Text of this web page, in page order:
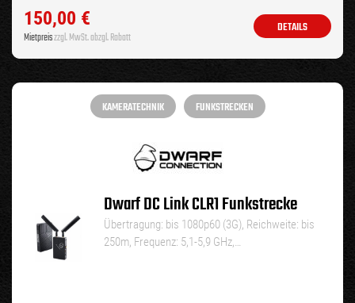
150,00 €
Mietpreiszzgl. MwSt. abzgl. Rabatt
DETAILS
KAMERATECHNIK FUNKSTRECKEN
Dwarf DC Link CLR1 Funkstrecke
Übertragung: bis 1080p60 (3G), Reichweite: bis
250m, Frequenz: 5,1-5,9 GHz,…